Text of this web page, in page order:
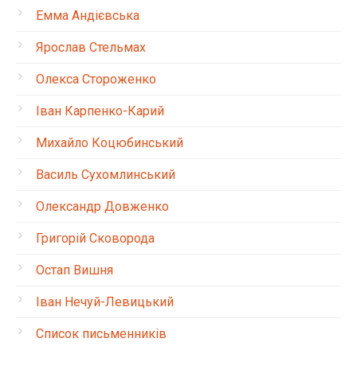
Емма Андієвська
Ярослав Стельмах
Олекса Стороженко
Іван Карпенко-Карий
Михайло Коцюбинський
Василь Сухомлинський
Олександр Довженко
Григорій Сковорода
Остап Вишня
Іван Нечуй-Левицький
Список письменників